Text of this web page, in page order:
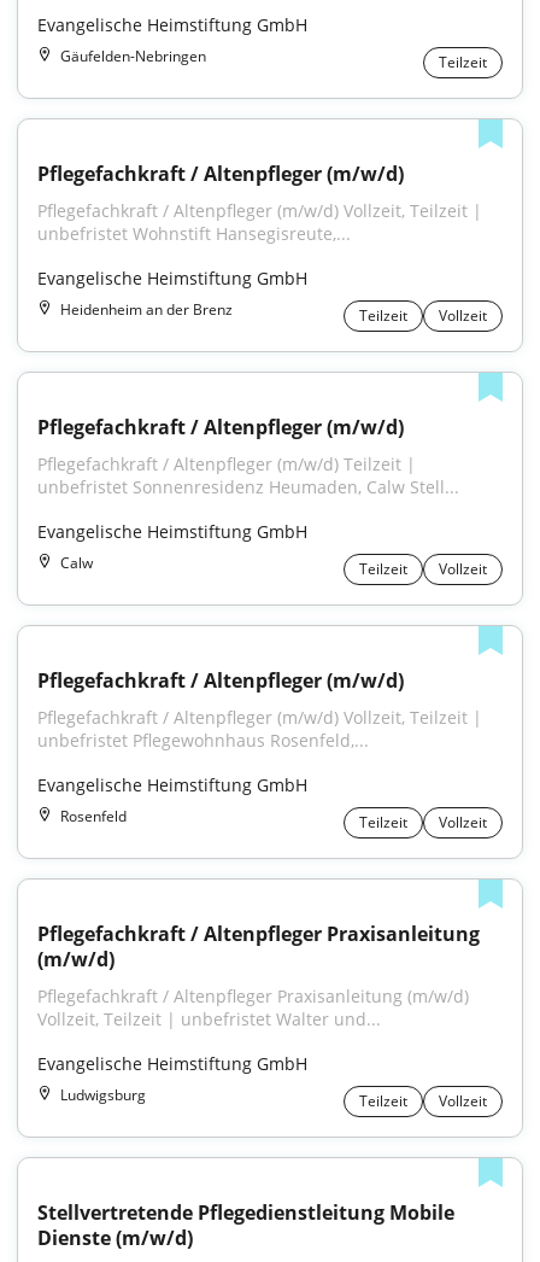
Evangelische Heimstiftung GmbH
Gäufelden-Nebringen Teilzeit
Pflegefachkraft / Altenpfleger (m/w/d)
Pflegefachkraft / Altenpfleger (m/w/d) Vollzeit, Teilzeit |
unbefristet Wohnstift Hansegisreute,...
Evangelische Heimstiftung GmbH
Heidenheim an der Brenz Teilzeit Vollzeit
Pflegefachkraft / Altenpfleger (m/w/d)
Pflegefachkraft / Altenpfleger (m/w/d) Teilzeit |
unbefristet Sonnenresidenz Heumaden, Calw Stell...
Evangelische Heimstiftung GmbH
Calw Teilzeit Vollzeit
Pflegefachkraft / Altenpfleger (m/w/d)
Pflegefachkraft / Altenpfleger (m/w/d) Vollzeit, Teilzeit |
unbefristet Pflegewohnhaus Rosenfeld,...
Evangelische Heimstiftung GmbH
Rosenfeld Teilzeit Vollzeit
Pflegefachkraft / Altenpfleger Praxisanleitung
(m/w/d)
Pflegefachkraft / Altenpfleger Praxisanleitung (m/w/d)
Vollzeit, Teilzeit | unbefristet Walter und...
Evangelische Heimstiftung GmbH
Ludwigsburg Teilzeit Vollzeit
Stellvertretende Pflegedienstleitung Mobile
Dienste (m/w/d)